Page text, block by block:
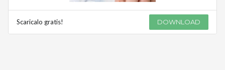
Scaricalo gratis! DOWNLOAD